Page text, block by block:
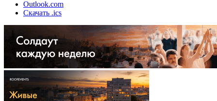
Outlook.com
Скачать .ics